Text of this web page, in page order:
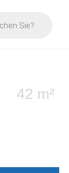
42 m²